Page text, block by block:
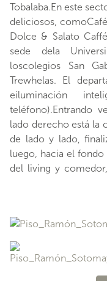
Tobalaba.En este
deliciosos,
Dolce & Salato
sede dela
loscolegios San
Trewhelas. El
eiluminación
teléfono).Entrando
lado derecho está la
de lado y lado,
luego, hacia el
del living y
ventanales que
segundo pasillo te
secundarios, uno
dispone de un closet
espacio para